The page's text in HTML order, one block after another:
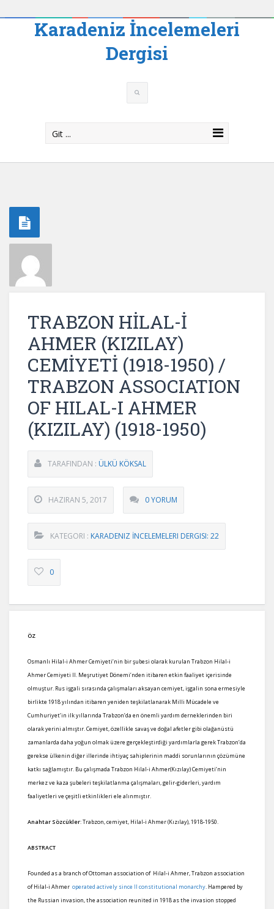
Karadeniz İncelemeleri
Dergisi
Git ...
TRABZON HİLAL-İ
AHMER (KIZILAY)
CEMİYETİ (1918-1950) /
TRABZON ASSOCIATION
OF HILAL-I AHMER
(KIZILAY) (1918-1950)
TARAFINDAN : ÜLKÜ KÖKSAL
HAZIRAN 5, 2017 0 YORUM
KATEGORI : KARADENIZ İNCELEMELERI DERGISI: 22
0
ÖZ
Osmanlı Hilal-i Ahmer Cemiyeti’nin bir şubesi olarak kurulan Trabzon Hilal-i
Ahmer Cemiyeti II. Meşrutiyet Dönemi’nden itibaren etkin faaliyet içerisinde
olmuştur. Rus işgali sırasında çalışmaları aksayan cemiyet, işgalin sona ermesiyle
birlikte 1918 yılından itibaren yeniden teşkilatlanarak Milli Mücadele ve
Cumhuriyet’in ilk yıllarında Trabzon’da en önemli yardım derneklerinden biri
olarak yerini almıştır. Cemiyet, özellikle savaş ve doğal afetler gibi olağanüstü
zamanlarda daha yoğun olmak üzere gerçekleştirdiği yardımlarla gerek Trabzon’da
gerekse ülkenin diğer illerinde ihtiyaç sahiplerinin maddi sorunlarının çözümüne
katkı sağlamıştır. Bu çalışmada Trabzon Hilal-i Ahmer(Kızılay) Cemiyeti’nin
merkez ve kaza şubeleri teşkilatlanma çalışmaları, gelir-giderleri, yardım
faaliyetleri ve çeşitli etkinlikleri ele alınmıştır.
Anahtar Sözcükler: Trabzon, cemiyet, Hilal-i Ahmer (Kızılay), 1918-1950.
ABSTRACT
Founded as a branch of Ottoman association of Hilal-i Ahmer, Trabzon association
of Hilal-i Ahmer operated actively since II constitutional monarchy. Hampered by
the Russian invasion, the association reunited in 1918 as the invasion stopped